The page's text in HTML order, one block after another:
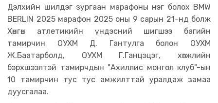
Дэлхийн шилдэг зургаан марафоны нэг болох BMW
BERLIN 2025 марафон 2025 оны 9 сарын 21-нд болж
Хөнгөн атлетикийн үндэсний шигшээ багийн
тамирчин ОУХМ Д. Гантулга болон ОУХМ
Ж.Баатарболд, ОУХМ Г.Ганцэцэг, хөгжлийн
бэрхшээлтэй тамирчдын "Ахиллис монгол клуб"-ын
10 тамирчин тус тус амжилттай уралдаж замаа
дуусгалаа.